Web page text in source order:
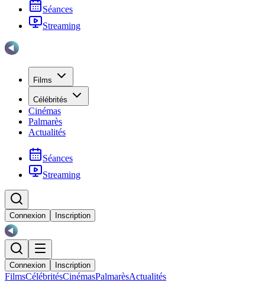
Séances
Streaming
Films
Célébrités
Cinémas
Palmarès
Actualités
Séances
Streaming
Connexion Inscription
Connexion Inscription
FilmsCélébritésCinémasPalmarèsActualités